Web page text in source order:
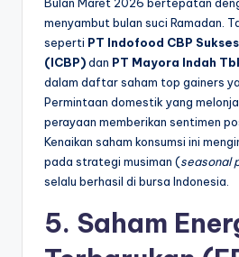
Bulan Maret 2026 bertepatan
menyambut bulan suci Ramadan.
seperti PT Indofood CBP
(ICBP)dan PT Mayora Indah
dalam daftar saham top gainers
Permintaan domestik yang
perayaan memberikan sentimen
Kenaikan saham konsumsi ini
pada strategi musiman (seasonal
selalu berhasil di bursa Indonesia.
5. Saham